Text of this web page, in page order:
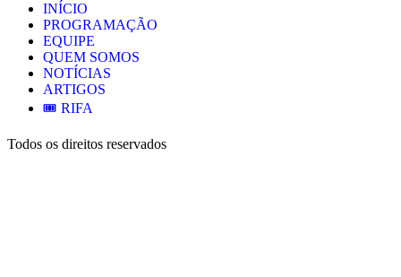
INÍCIO
PROGRAMAÇÃO
EQUIPE
QUEM SOMOS
NOTÍCIAS
ARTIGOS
🎟️ RIFA
Todos os direitos reservados